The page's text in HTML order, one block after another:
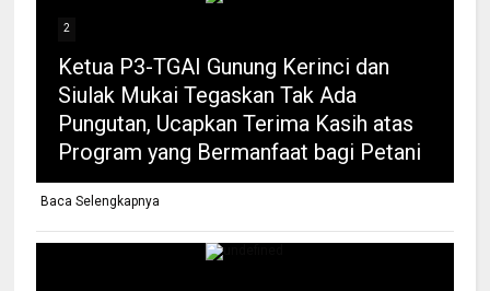
2
Ketua P3-TGAI Gunung Kerinci dan
Siulak Mukai Tegaskan Tak Ada
Pungutan, Ucapkan Terima Kasih atas
Program yang Bermanfaat bagi Petani
Baca Selengkapnya